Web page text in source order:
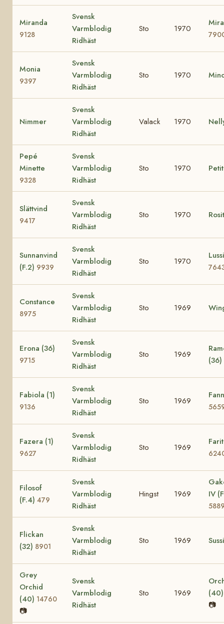
Miranda
9128
Svensk
Varmblodig
Ridhäst
Sto 1970
Monia
9397
Svensk
Varmblodig
Ridhäst
Sto 1970
Nimmer
Svensk
Varmblodig
Ridhäst
Valack 1970
Pepé
Minette
9328
Svensk
Varmblodig
Ridhäst
Sto 1970
Slättvind
9417
Svensk
Varmblodig
Ridhäst
Sto 1970
Sunnanvind
(F.2) 9939
Svensk
Varmblodig
Ridhäst
Sto 1970
Constance
8975
Svensk
Varmblodig
Ridhäst
Sto 1969
Erona (36)
9715
Svensk
Varmblodig
Ridhäst
Sto 1969
(36)
Fabiola (1)
9136
Svensk
Varmblodig
Ridhäst
Sto 1969
Fazera (1)
9627
Svensk
Varmblodig
Ridhäst
Sto 1969
Filosof
(F.4) 479
Svensk
Varmblodig
Ridhäst
Hingst 1969
IV
Flickan
(32) 8901
Svensk
Varmblodig
Ridhäst
Sto 1969
Grey
Orchid
(40) 14760
📷
Svensk
Varmblodig
Ridhäst
Sto 1969
📷